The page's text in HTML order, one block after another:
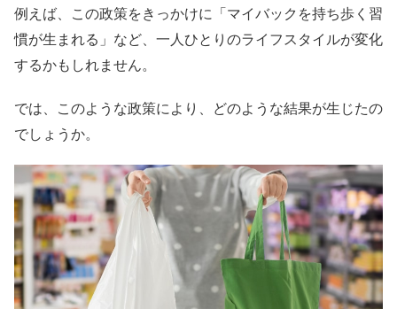
例えば、この政策をきっかけに「マイバックを持ち歩く習
慣が生まれる」など、一人ひとりのライフスタイルが変化
するかもしれません。
では、このような政策により、どのような結果が生じたの
でしょうか。